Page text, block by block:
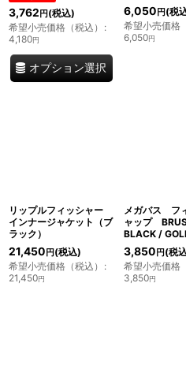
3,762 円 (税込)
希望小売価格（税込） :
4,180円
オプション選択
6,050 円(税
希望小売価格
6,050円
リップルフィッシャー
インナージャケット（ブ
ラック）
21,450 円 (税込)
希望小売価格（税込） :
21,450円
メガバス フ
ャップ
BLACK /
3,850 円(税
希望小売価格
3,850円